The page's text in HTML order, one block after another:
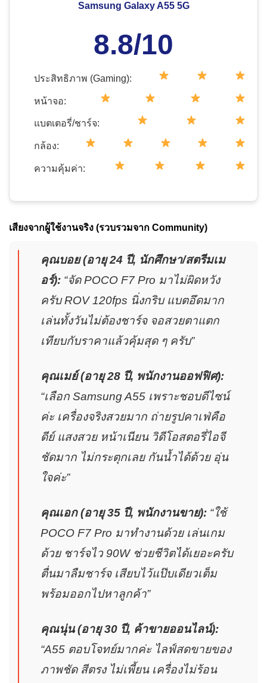
Samsung Galaxy A55 5G
8.8/10
ประสิทธิภาพ (Gaming):
หน้าจอ:
แบตเตอรี่/ชาร์จ:
กล้อง:
ความคุ้มค่า:
เสียงจากผู้ใช้งานจริง (รวบรวมจาก Community)
คุณบอย (อายุ 24 ปี, นักศึกษา/สตรีมเม
อร์): “จัด POCO F7 Pro มาไม่ผิดหวัง
ครับ ROV 120fps นิ่งกริบ แบตอึดมาก
เล่นทั้งวันไม่ต้องชาร์จ จอสวยตาแตก
เทียบกับราคาแล้วคุ้มสุด ๆ ครับ”
คุณเมย์ (อายุ 28 ปี, พนักงานออฟฟิศ):
“เลือก Samsung A55 เพราะชอบดีไซน์
ค่ะ เครื่องจริงสวยมาก ถ่ายรูปคาเฟ่คือ
ดีย์ แสงสวย หน้าเนียน วิดีโอสตอรี่ไอจี
ชัดมาก ไม่กระตุกเลย กันน้ำได้ด้วย อุ่น
ใจค่ะ”
คุณเอก (อายุ 35 ปี, พนักงานขาย): “ใช้
POCO F7 Pro มาทำงานด้วย เล่นเกม
ด้วย ชาร์จไว 90W ช่วยชีวิตได้เยอะครับ
ตื่นมาลืมชาร์จ เสียบไว้แป๊บเดียวเต็ม
พร้อมออกไปหาลูกค้า”
คุณนุ่น (อายุ 30 ปี, ค้าขายออนไลน์):
“A55 ตอบโจทย์มากค่ะ ไลฟ์สดขายของ
ภาพชัด สีตรง ไม่เพี้ยน เครื่องไม่ร้อน